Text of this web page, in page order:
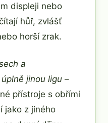
displeji nebo
hůř, zvlášť
horší zrak.
a
jinou ligu –
přístroje s obřími
jako z jiného